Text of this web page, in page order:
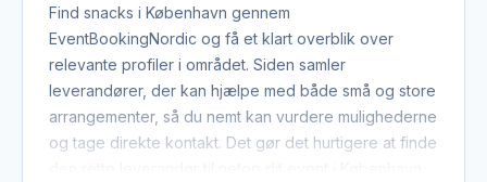
Find snacks i København gennem
EventBookingNordic og få et klart overblik over
relevante profiler i området. Siden samler
leverandører, der kan hjælpe med både små og store
arrangementer, så du nemt kan vurdere mulighederne
og tage direkte kontakt. Det gør det hurtigere at finde